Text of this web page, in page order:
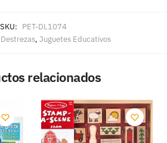
SKU: PET-DL1074
Destrezas, Juguetes Educativos
relacionados